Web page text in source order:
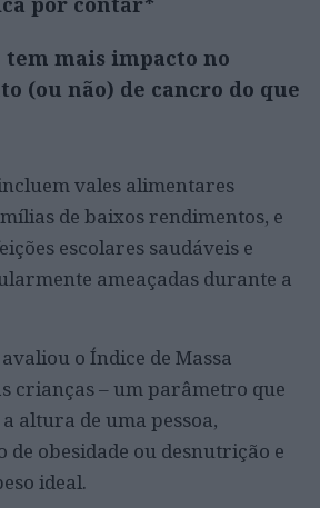
mais impacto no
(ou não) de cancro do que
vales alimentares
de baixos rendimentos, e
escolares saudáveis e
ameaçadas durante a
o Índice de Massa
crianças – um parâmetro que
altura de uma pessoa,
obesidade ou desnutrição e
ideal.